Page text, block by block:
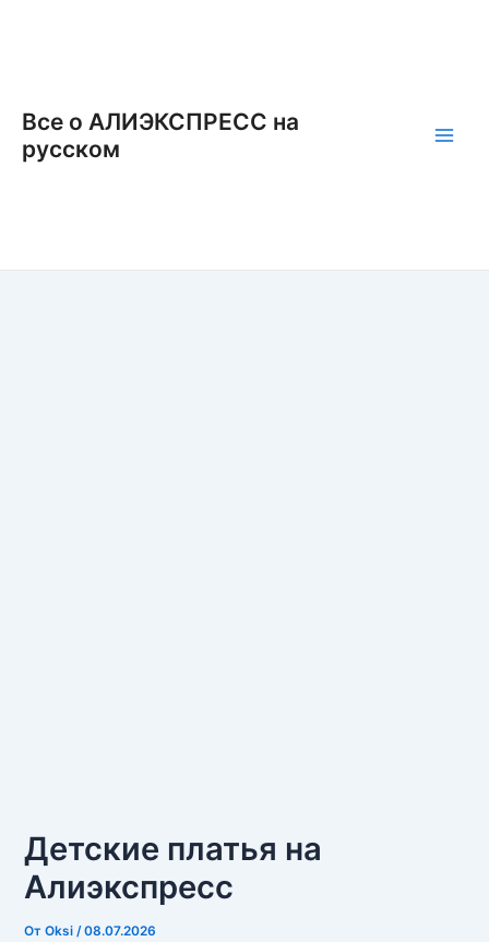
Все о АЛИЭКСПРЕСС на
русском
Детские платья на
Алиэкспресс
ОтOksi /08.07.2026